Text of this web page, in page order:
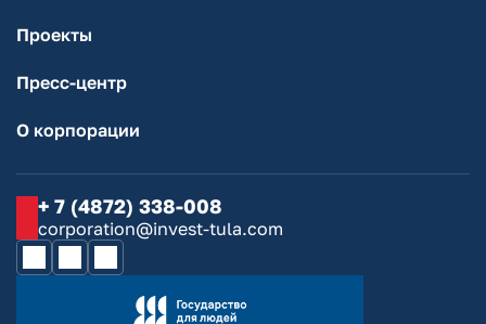
Проекты
Пресс-центр
О корпорации
+ 7 (4872) 338-008
corporation@invest-tula.com